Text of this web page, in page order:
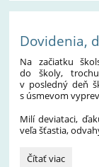
Dovidenia,
Na začiatku
do školy,
v posledný deň
s úsmevom
Milí deviataci,
veľa šťastia,
Dovidenia,
Čítať viac